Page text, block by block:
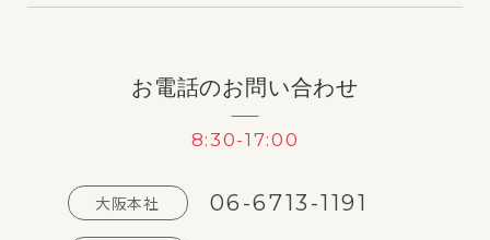
お電話のお問い合わせ
8:30-17:00
大阪本社 06-6713-1191